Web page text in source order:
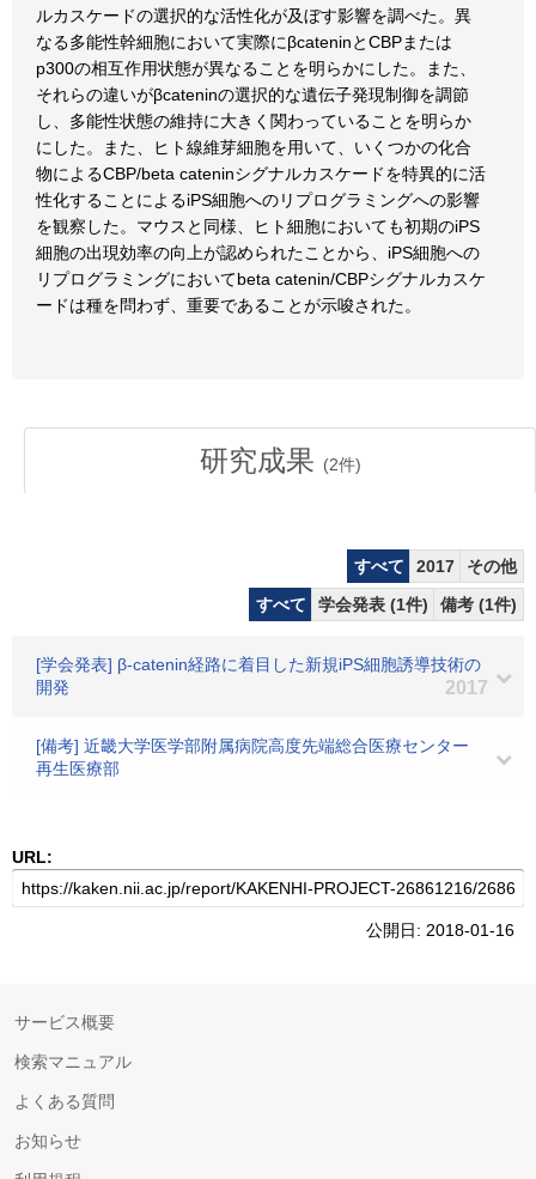
ルカスケードの選択的な活性化が及ぼす影響を調べた。異
なる多能性幹細胞において実際にβcateninとCBPまたは
p300の相互作用状態が異なることを明らかにした。また、
それらの違いがβcateninの選択的な遺伝子発現制御を調節
し、多能性状態の維持に大きく関わっていることを明らか
にした。また、ヒト線維芽細胞を用いて、いくつかの化合
物によるCBP/beta cateninシグナルカスケードを特異的に活
性化することによるiPS細胞へのリプログラミングへの影響
を観察した。マウスと同様、ヒト細胞においても初期のiPS
細胞の出現効率の向上が認められたことから、iPS細胞への
リプログラミングにおいてbeta catenin/CBPシグナルカスケ
ードは種を問わず、重要であることが示唆された。
研究成果 (2件)
すべて 2017
その他
すべて
学会発表 (1件) 備考 (1件)
[学会発表] β-catenin経路に着目した新規iPS細胞誘導技術の
開発
2017
[備考] 近畿大学医学部附属病院高度先端総合医療センター
再生医療部
URL:
公開日: 2018-01-16
サービス概要
検索マニュアル
よくある質問
お知らせ